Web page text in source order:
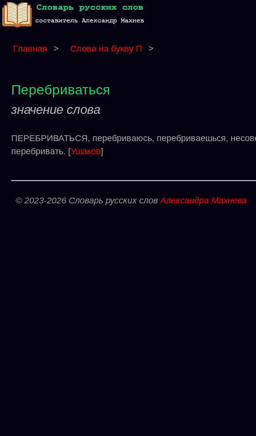
Главная > Слова на букву П >
Перебриваться
значение слова
ПЕРЕБРИВАТЬСЯ, перебриваюсь, перебриваешься,
перебривать. [Ушаков]
© 2023-2026 Словарь русских словАлександра Махнева